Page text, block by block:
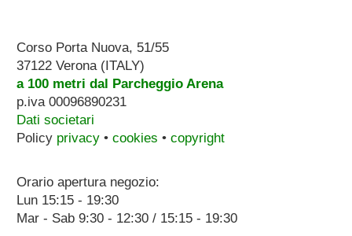
Corso Porta Nuova, 51/55
37122 Verona (ITALY)
a 100 metri dal Parcheggio Arena
p.iva 00096890231
Dati societari
Policy privacy• cookies • copyright
Orario apertura negozio:
Lun 15:15 - 19:30
Mar - Sab 9:30 - 12:30 / 15:15 - 19:30